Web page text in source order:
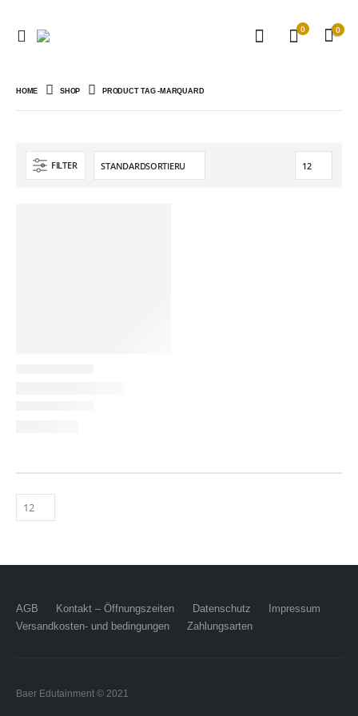
0 0
HOME SHOP PRODUCT TAG -MARQUARD
FILTER
AGB Kontakt – Öffnungszeiten Datenschutz
Impressum
Versandkosten- und bedingungen
Zahlungsarten
Baer Edutainment © 2021